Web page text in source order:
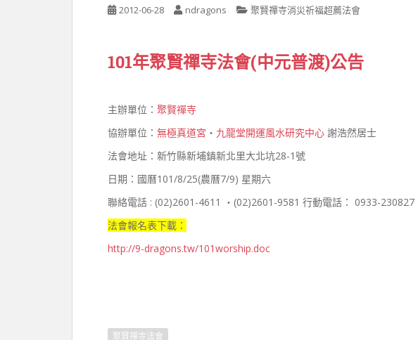
2012-06-28 ndragons 聚賢禪寺消災祈福超薦法會
101年聚賢禪寺法會(中元普渡)公告
主辦單位： 聚賢禪寺
協辦單位： 無極真道宮 ‧ 九龍堂開運風水研究中心 謝浩然居士
法會地址：新竹縣新埔鎮新北里大北坑28-1號
日期：國曆101/8/25(農曆7/9) 星期六
聯絡電話 : (02)2601-4611 ‧(02)2601-9581 行動電話： 0933-230827
法會報名表下載：
http://9-dragons.tw/101worship.doc
聚賢禪寺法會